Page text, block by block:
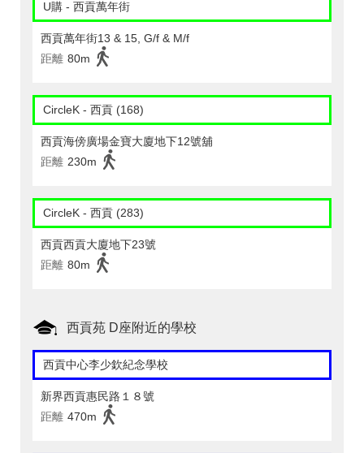
U購 - 西貢萬年街
西貢萬年街13 & 15, G/f & M/f
距離 80m
CircleK - 西貢 (168)
西貢海傍廣場金寶大廈地下12號舖
距離 230m
CircleK - 西貢 (283)
西貢西貢大廈地下23號
距離 80m
西貢苑 D座附近的學校
西貢中心李少欽紀念學校
新界西貢惠民路１８號
距離 470m